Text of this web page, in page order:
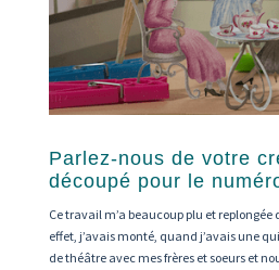
Parlez-nous de votre
découpé pour le
Ce travail m’a beaucoup plu et replongée
effet, j’avais monté, quand j’avais une
de théâtre avec mes frères et soeurs et